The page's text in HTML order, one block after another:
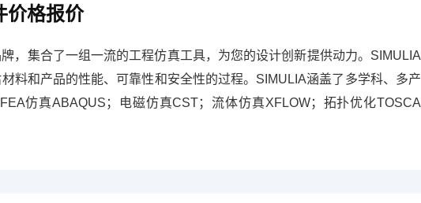
价格报价
，集合了一组一流的工程仿真工具，为您的设计创新提供动力。SIMULIA
料和产品的性能、可靠性和安全性的过程。SIMULIA涵盖了多学科、多产
仿真ABAQUS；电磁仿真CST；流体仿真XFLOW；拓扑优化TOSCA